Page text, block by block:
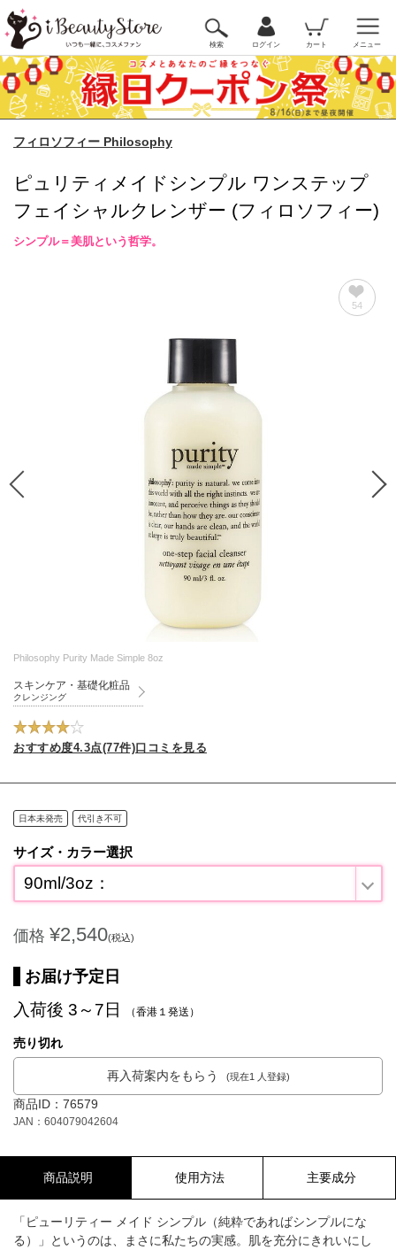
検索 ログイン カート メニュー
フィロソフィー Philosophy
ピュリティメイドシンプル ワンステップ
フェイシャルクレンザー (フィロソフィー)
シンプル＝美肌という哲学。
54
Philosophy Purity Made Simple 8oz
スキンケア・基礎化粧品
クレンジング
おすすめ度4.3点(77件)口コミを見る
日本未発売 代引き不可
サイズ・カラー選択
90ml/3oz：
価格 ¥2,540(税込)
お届け予定日
入荷後 3～7日 （香港１発送）
売り切れ
再入荷案内をもらう (現在1 人登録)
商品ID：76579
JAN：604079042604
商品説明 使用方法 主要成分
「ピューリティー メイド シンプル（純粋であればシンプルにな
る）」というのは、まさに私たちの実感。肌を充分にきれいにし